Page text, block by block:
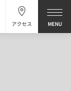
アクセス